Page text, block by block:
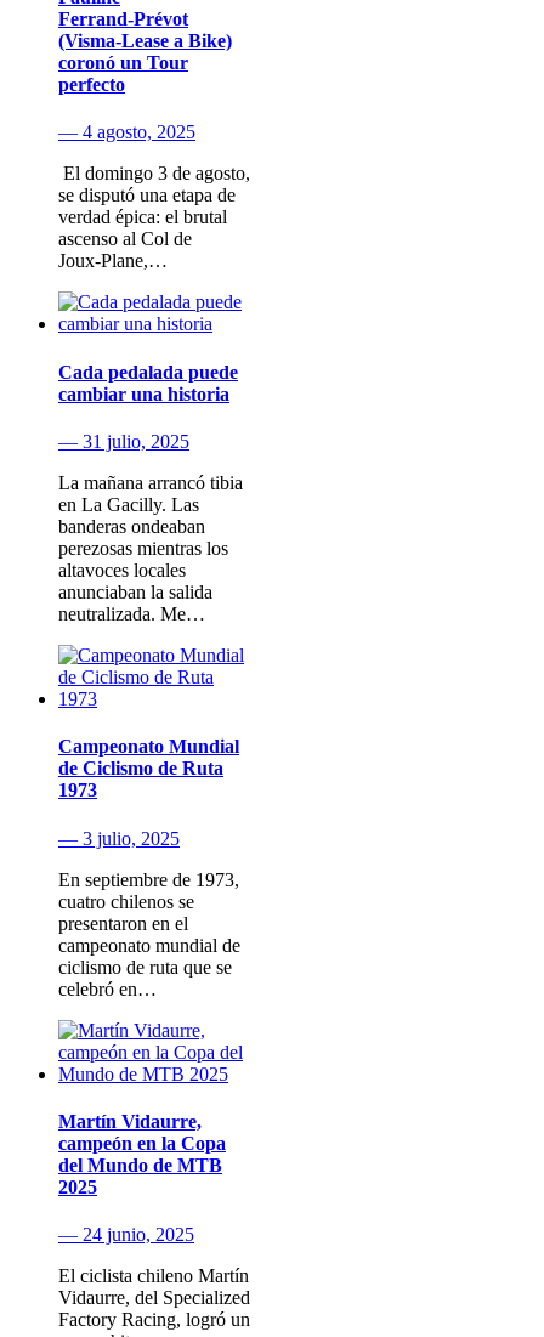
Ferrand‑Prévot
(Visma‑Lease a Bike)
coronó un Tour
perfecto
— 4 agosto, 2025
​ El domingo 3 de agosto​,
se disputó una etapa de
verdad épica: el brutal
ascenso al Col de
Joux‑Plane,…
Cada pedalada puede
cambiar una historia
— 31 julio, 2025
La mañana arrancó tibia
en La Gacilly. Las
banderas ondeaban
perezosas mientras los
altavoces locales
anunciaban la salida
neutralizada. Me…
Campeonato Mundial
de Ciclismo de Ruta
1973
— 3 julio, 2025
En septiembre de 1973,
cuatro chilenos se
presentaron en el
campeonato mundial de
ciclismo de ruta que se
celebró en…
Martín Vidaurre,
campeón en la Copa
del Mundo de MTB
2025
— 24 junio, 2025
El ciclista chileno Martín
Vidaurre, del Specialized
Factory Racing, logró un